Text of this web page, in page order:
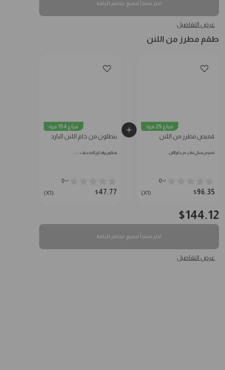
اختر منتجاً لجميع عناصر الباقة
عرض التفاصيل
طقم مطرز من اللنن
مباع 25 مرة
قميص مطرز من اللنن
قميص نسائي فاخر من خام اللنن…
0
96.35
$
(X1)
مباع 154 مرة
بنطلون من خام اللنن البارد
بنطلون وايد ليج للمحجبات: ♢…
0
47.77
$
(X1)
144.12
$
اختر منتجاً لجميع عناصر الباقة
عرض التفاصيل